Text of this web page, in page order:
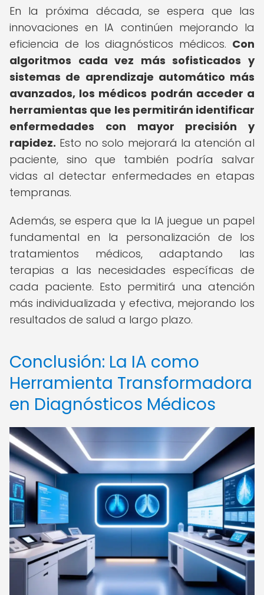
En la próxima década, se espera que las
innovaciones en IA continúen mejorando la
eficiencia de los diagnósticos médicos. Con
algoritmos cada vez más sofisticados y
sistemas de aprendizaje automático más
avanzados, los médicos podrán acceder a
herramientas que les permitirán identificar
enfermedades con mayor precisión y
rapidez. Esto no solo mejorará la atención al
paciente, sino que también podría salvar
vidas al detectar enfermedades en etapas
tempranas.
Además, se espera que la IA juegue un papel
fundamental en la personalización de los
tratamientos médicos, adaptando las
terapias a las necesidades específicas de
cada paciente. Esto permitirá una atención
más individualizada y efectiva, mejorando los
resultados de salud a largo plazo.
Conclusión: La IA como
Herramienta Transformadora
en Diagnósticos Médicos